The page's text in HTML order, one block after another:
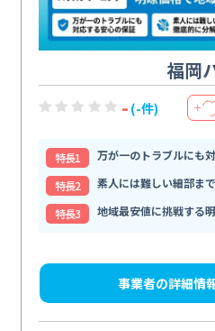
福岡
- (-件) ＋
特⻑1
万が一のトラブルにも
特⻑2
素人には難しい細部ま
特⻑3
地域最安値に挑戦する
事業者の詳細情